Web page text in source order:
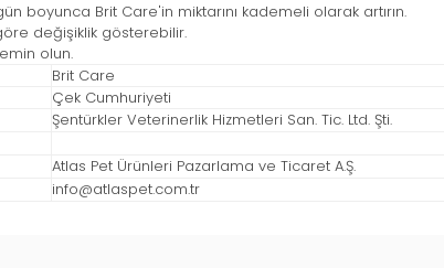
boyunca Brit Care'in miktarını kademeli olarak artırın.
değişiklik gösterebilir.
olun.
Brit Care
Çek Cumhuriyeti
Şentürkler Veterinerlik Hizmetleri San. Tic. Ltd. Şti.
Atlas Pet Ürünleri Pazarlama ve Ticaret A.Ş.
info@atlaspet.com.tr